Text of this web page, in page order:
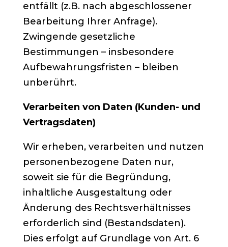
entfällt (z.B. nach abgeschlossener
Bearbeitung Ihrer Anfrage).
Zwingende gesetzliche
Bestimmungen – insbesondere
Aufbewahrungsfristen – bleiben
unberührt.
Verarbeiten von Daten (Kunden- und
Vertragsdaten)
Wir erheben, verarbeiten und nutzen
personenbezogene Daten nur,
soweit sie für die Begründung,
inhaltliche Ausgestaltung oder
Änderung des Rechtsverhältnisses
erforderlich sind (Bestandsdaten).
Dies erfolgt auf Grundlage von Art. 6